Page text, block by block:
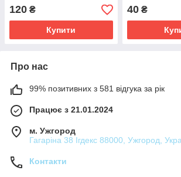
120 ₴
Купити
40₴
Про нас
99% позитивних з 581 відгука за рік
Працює з 21.01.2024
м. Ужгород
Гагаріна 38 Ігдекс 88000, Ужгород,
Контакти